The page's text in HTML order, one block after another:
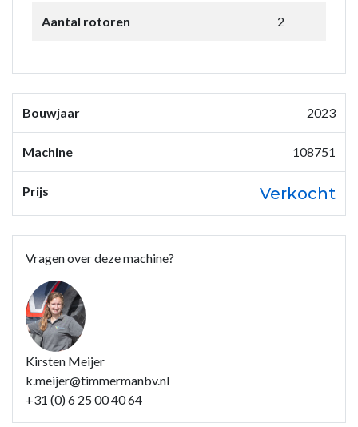
Aantal rotoren 2
Bouwjaar 2023
Machine 108751
Prijs Verkocht
Vragen over deze machine?
Kirsten Meijer
k.meijer@timmermanbv.nl
+31 (0) 6 25 00 40 64